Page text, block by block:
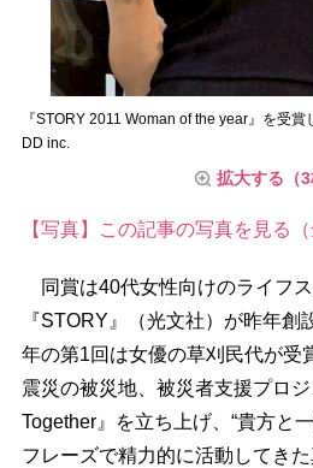
『STORY 2011 Woman of the year』を受
DD inc.
拡大する（3
【写真】この記事の写真を見る（
同賞は40代女性向けのライフ
『STORY』（光文社）が昨年創
年の第1回は女優の草刈民代が受
震災の被災地、被災者支援プロ
Together』を立ち上げ、“貴方と
フレーズで精力的に活動してきた